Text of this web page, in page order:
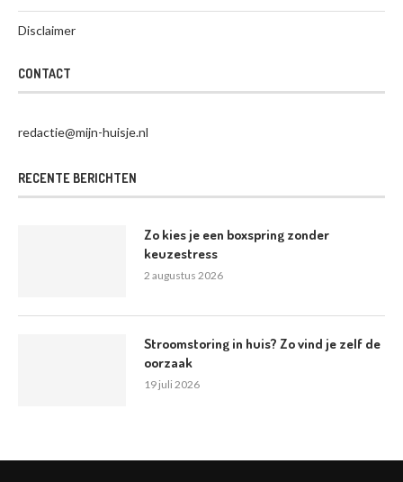
Disclaimer
CONTACT
redactie@mijn-huisje.nl
RECENTE BERICHTEN
Zo kies je een boxspring zonder
keuzestress
2 augustus 2026
Stroomstoring in huis? Zo vind je zelf de
oorzaak
19 juli 2026